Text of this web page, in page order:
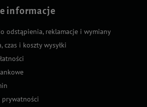
informacje
odstąpienia, reklamacje i wymiany
czas i koszty wysyłki
prywatności